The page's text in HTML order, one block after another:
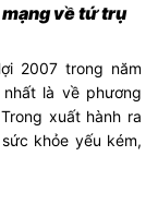
về tứ trụ
2007 trong năm
là về phương
xuất hành ra
khỏe yếu kém,